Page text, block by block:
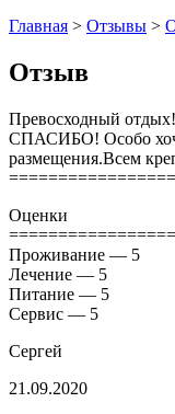
Главная > Отзывы >
Отзыв
Превосходный
СПАСИБО! Особо
размещения.Всем
Оценки
Проживание — 5
Лечение — 5
Питание — 5
Сервис — 5
Сергей
21.09.2020